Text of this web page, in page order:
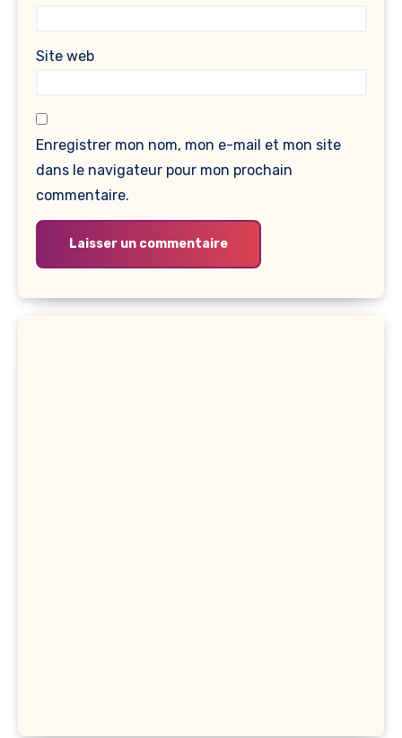
Site web
Enregistrer mon nom, mon e-mail et mon site
dans le navigateur pour mon prochain
commentaire.